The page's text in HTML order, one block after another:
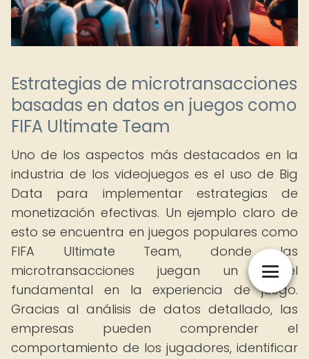
Estrategias de microtransacciones
basadas en datos en juegos como
FIFA Ultimate Team
Uno de los aspectos más destacados en la
industria de los videojuegos es el uso de Big
Data para implementar estrategias de
monetización efectivas. Un ejemplo claro de
esto se encuentra en juegos populares como
FIFA Ultimate Team, donde las
microtransacciones juegan un papel
fundamental en la experiencia de juego.
Gracias al análisis de datos detallado, las
empresas pueden comprender el
comportamiento de los jugadores, identificar